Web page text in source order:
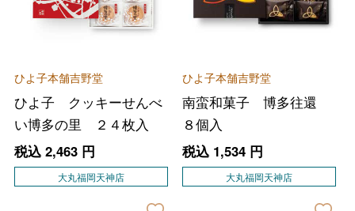
ひよ子本舗吉野堂
ひよ子 クッキーせんべ
い博多の里 ２４枚入
税込 2,463円
大丸福岡天神店
ひよ子本舗吉野堂
南蛮和菓子 博多往還
８個入
税込 1,534円
大丸福岡天神店
フード＆スイーツ
ビューティー
ファッション
ホーム＆インテリア
ベビー＆キッズ
大丸・松坂屋のギフト
出産内祝い
結婚内祝い
お香典返し
母の日
父の日
お中元
敬老の日